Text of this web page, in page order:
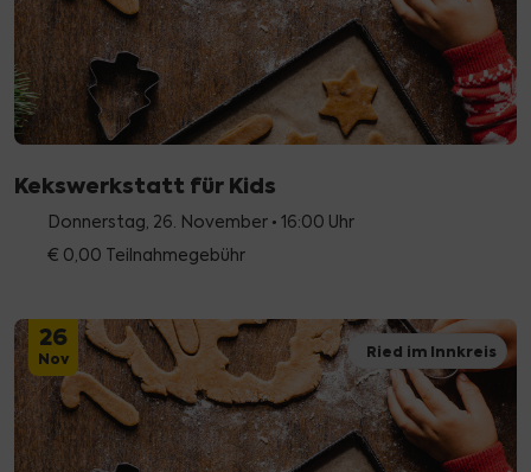
Kekswerkstatt für Kids
Donnerstag, 26. November • 16:00 Uhr
€ 0,00 Teilnahmegebühr
26
Nov Ried im Innkreis